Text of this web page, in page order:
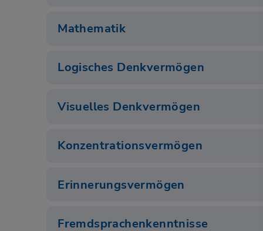
Mathematik
Logisches Denkvermögen
Visuelles Denkvermögen
Konzentrationsvermögen
Erinnerungsvermögen
Fremdsprachenkenntnisse